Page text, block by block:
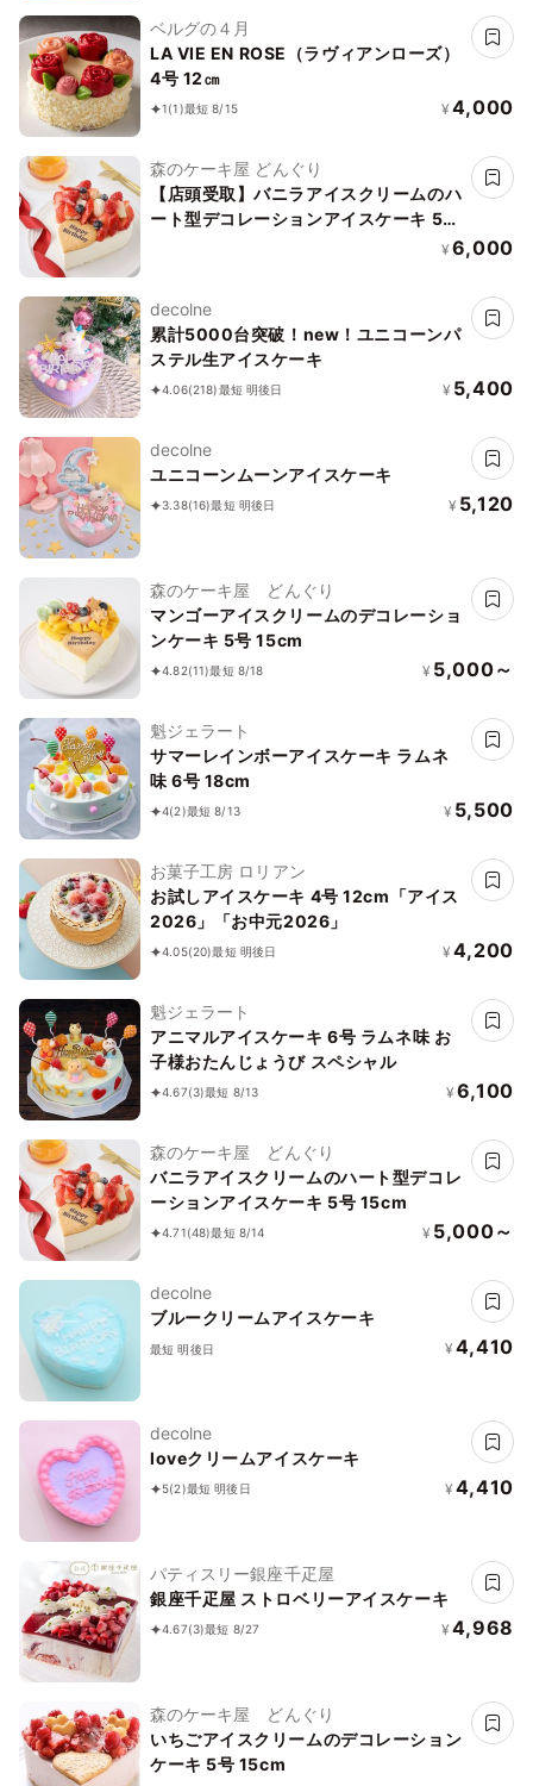
ベルグの４月
LA VIE EN ROSE（ラヴィアンローズ）
4号 12㎝
1(1)最短 8/15 ¥ 4,000
森のケーキ屋 どんぐり
【店頭受取】バニラアイスクリームのハ
ート型デコレーションアイスケーキ 5号
¥ 6,000
decolne
累計5000台突破！new！ユニコーンパ
ステル生アイスケーキ
4.06(218)最短 明後日 ¥ 5,400
decolne
ユニコーンムーンアイスケーキ
3.38(16)最短 明後日 ¥ 5,120
森のケーキ屋 どんぐり
マンゴーアイスクリームのデコレーショ
ンケーキ 5号 15cm
4.82(11)最短 8/18 ¥ 5,000～
魁ジェラート
サマーレインボーアイスケーキ ラムネ
味 6号 18cm
4(2)最短 8/13 ¥ 5,500
お菓子工房 ロリアン
お試しアイスケーキ 4号 12cm「アイス
2026」「お中元2026」
4.05(20)最短 明後日 ¥ 4,200
魁ジェラート
アニマルアイスケーキ 6号 ラムネ味 お
子様おたんじょうび スペシャル
4.67(3)最短 8/13 ¥ 6,100
森のケーキ屋 どんぐり
バニラアイスクリームのハート型デコレ
ーションアイスケーキ 5号 15cm
4.71(48)最短 8/14 ¥ 5,000～
decolne
ブルークリームアイスケーキ
最短 明後日 ¥ 4,410
decolne
loveクリームアイスケーキ
5(2)最短 明後日 ¥ 4,410
パティスリー銀座千疋屋
銀座千疋屋 ストロベリーアイスケーキ
4.67(3)最短 8/27 ¥ 4,968
森のケーキ屋 どんぐり
いちごアイスクリームのデコレーション
ケーキ 5号 15cm